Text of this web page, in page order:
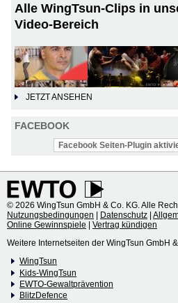
Alle WingTsun-Clips in
Video-Bereich
JETZT ANSEHEN
FACEBOOK
Facebook Seiten-Plugin
© 2026 WingTsun GmbH & Co. KG. Alle
Nutzungsbedingungen | Datenschutz |
Online Gewinnspiele | Vertrag kündigen
Weitere Internetseiten der WingTsun GmbH
WingTsun
Kids-WingTsun
EWTO-Gewaltprävention
BlitzDefence